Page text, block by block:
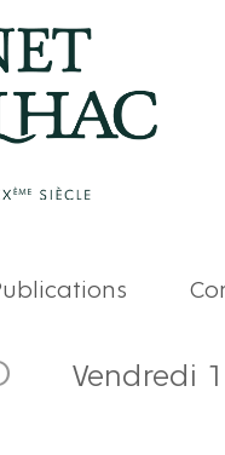
Vendredi